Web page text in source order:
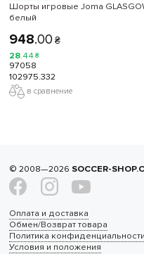
Шорты игровые Joma
белый
948.00 ₴
28.44₴
97058
102975.332
в сравнение
© 2008—2026 SOCCER-
Оплата и доставка
Обмен/Возврат товара
Политика конфиденциальности
Условия и положения